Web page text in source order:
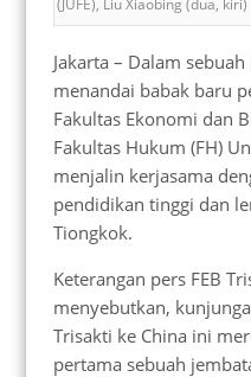
(JUFE), Liu Xiaobing (dua,
Jakarta – Dalam
menandai babak baru
Fakultas Ekonomi dan
Fakultas Hukum (FH)
menjalin kerjasama
pendidikan tinggi dan
Tiongkok.
Keterangan pers FEB
menyebutkan,
Trisakti ke China ini
pertama sebuah